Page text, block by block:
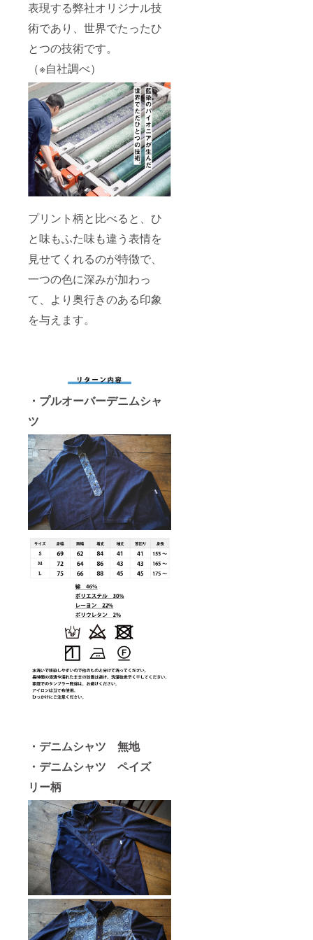
表現する弊社オリジナル技
術であり、世界でたったひ
とつの技術です。
（※自社調べ）
プリント柄と比べると、ひ
と味もふた味も違う表情を
見せてくれるのが特徴で、
一つの色に深みが加わっ
て、より奥行きのある印象
を与えます。
・プルオーバーデニムシャ
ツ
・デニムシャツ 無地
・デニムシャツ ペイズ
リー柄